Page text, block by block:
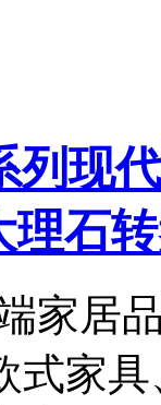
列现
理石
家居
式家